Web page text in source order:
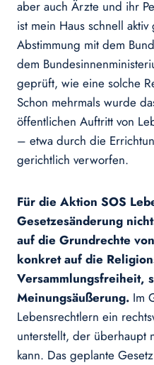
aber auch Ärzte und ihr
ist mein Haus schnell
Abstimmung mit dem
dem
geprüft, wie eine solche
Schon mehrmals wurde
öffentlichen Auftritt von
– etwa durch die
gerichtlich verworfen.
Für die Aktion SOS
Gesetzesänderung
auf die Grundrechte
konkret auf die
Versammlungsfreiheit,
Meinungsäußerung. Im
Lebensrechtlern ein
unterstellt, der überhaupt
kann. Das geplante